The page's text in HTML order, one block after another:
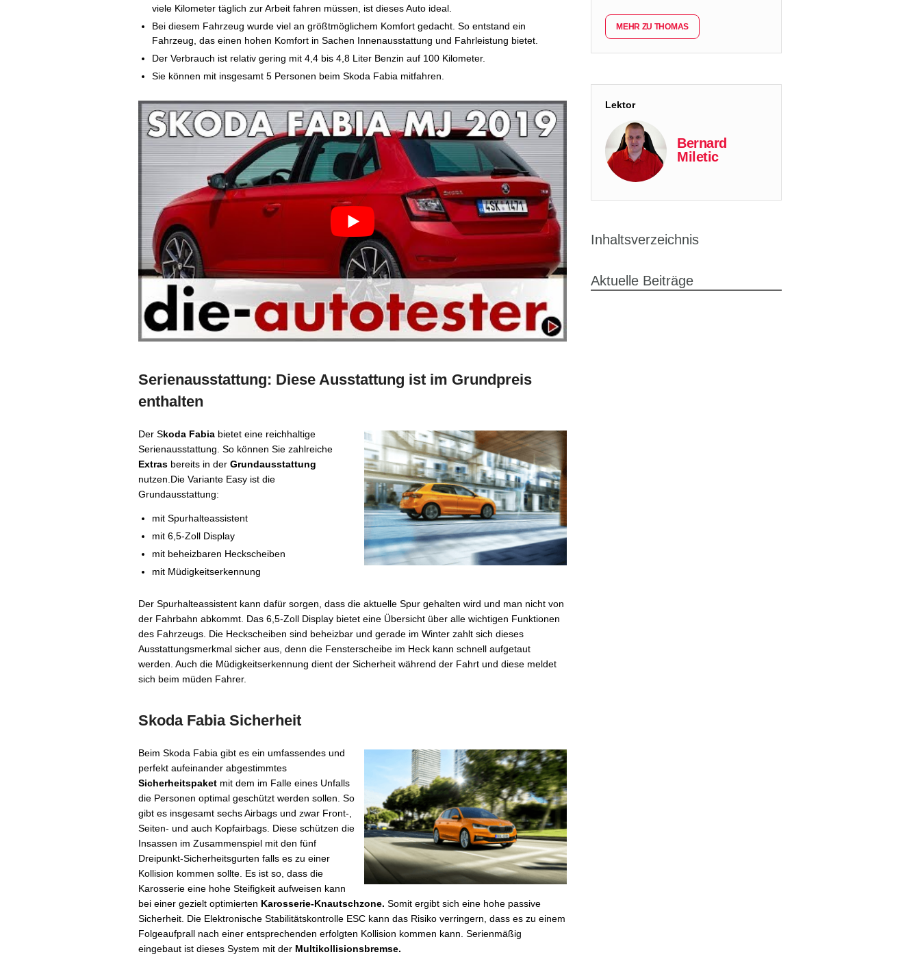
viele Kilometer täglich zur Arbeit fahren müssen, ist dieses Auto ideal.
Bei diesem Fahrzeug wurde viel an größtmöglichem Komfort gedacht. So entstand ein
Fahrzeug, das einen hohen Komfort in Sachen Innenausstattung und Fahrleistung bietet.
Der Verbrauch ist relativ gering mit 4,4 bis 4,8 Liter Benzin auf 100 Kilometer.
Sie können mit insgesamt 5 Personen beim Skoda Fabia mitfahren.
Serienausstattung: Diese Ausstattung ist im Grundpreis
enthalten
Der Skoda Fabia bietet eine reichhaltige
Serienausstattung. So können Sie zahlreiche
Extras bereits in der Grundausstattung
nutzen.Die Variante Easy ist die
Grundausstattung:
mit Spurhalteassistent
mit 6,5-Zoll Display
mit beheizbaren Heckscheiben
mit Müdigkeitserkennung
Der Spurhalteassistent kann dafür sorgen, dass die aktuelle Spur gehalten wird und man nicht von
der Fahrbahn abkommt. Das 6,5-Zoll Display bietet eine Übersicht über alle wichtigen Funktionen
des Fahrzeugs. Die Heckscheiben sind beheizbar und gerade im Winter zahlt sich dieses
Ausstattungsmerkmal sicher aus, denn die Fensterscheibe im Heck kann schnell aufgetaut
werden. Auch die Müdigkeitserkennung dient der Sicherheit während der Fahrt und diese meldet
sich beim müden Fahrer.
Skoda Fabia Sicherheit
Beim Skoda Fabia gibt es ein umfassendes und
perfekt aufeinander abgestimmtes
Sicherheitspaket mit dem im Falle eines Unfalls
die Personen optimal geschützt werden sollen. So
gibt es insgesamt sechs Airbags und zwar Front-,
Seiten- und auch Kopfairbags. Diese schützen die
Insassen im Zusammenspiel mit den fünf
Dreipunkt-Sicherheitsgurten falls es zu einer
Kollision kommen sollte. Es ist so, dass die
Karosserie eine hohe Steifigkeit aufweisen kann
bei einer gezielt optimierten Karosserie-Knautschzone. Somit ergibt sich eine hohe passive
Sicherheit. Die Elektronische Stabilitätskontrolle ESC kann das Risiko verringern, dass es zu einem
Folgeaufprall nach einer entsprechenden erfolgten Kollision kommen kann. Serienmäßig
eingebaut ist dieses System mit der Multikollisionsbremse.
MEHR ZU THOMAS
Lektor
Bernard
Miletic
Inhaltsverzeichnis
Aktuelle Beiträge